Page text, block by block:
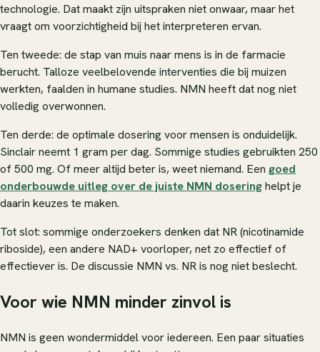
technologie. Dat maakt zijn uitspraken niet onwaar, maar het
vraagt om voorzichtigheid bij het interpreteren ervan.
Ten tweede: de stap van muis naar mens is in de farmacie
berucht. Talloze veelbelovende interventies die bij muizen
werkten, faalden in humane studies. NMN heeft dat nog niet
volledig overwonnen.
Ten derde: de optimale dosering voor mensen is onduidelijk.
Sinclair neemt 1 gram per dag. Sommige studies gebruikten 250
of 500 mg. Of meer altijd beter is, weet niemand. Een goed
onderbouwde uitleg over de juiste NMN doseringhelpt je
daarin keuzes te maken.
Tot slot: sommige onderzoekers denken dat NR (nicotinamide
riboside), een andere NAD+ voorloper, net zo effectief of
effectiever is. De discussie NMN vs. NR is nog niet beslecht.
Voor wie NMN minder zinvol is
NMN is geen wondermiddel voor iedereen. Een paar situaties